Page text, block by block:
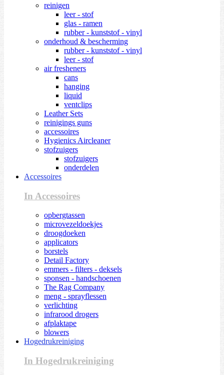
reinigen
leer - stof
glas - ramen
rubber - kunststof - vinyl
onderhoud & bescherming
rubber - kunststof - vinyl
leer - stof
air fresheners
cans
hanging
liquid
ventclips
Leather Sets
reinigings guns
accessoires
Hygienics Aircleaner
stofzuigers
stofzuigers
onderdelen
Accessoires
In Accessoires
opbergtassen
microvezeldoekjes
droogdoeken
applicators
borstels
Detail Factory
emmers - filters - deksels
sponsen - handschoenen
The Rag Company
meng - sprayflessen
verlichting
infrarood drogers
afplaktape
blowers
Hogedrukreiniging
In Hogedrukreiniging